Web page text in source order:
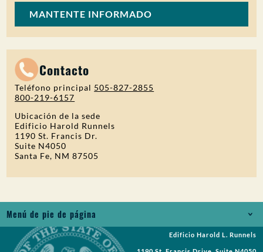
MANTENTE INFORMADO
Contacto
Teléfono principal 505-827-2855
800-219-6157
Ubicación de la sede
Edificio Harold Runnels
1190 St. Francis Dr.
Suite N4050
Santa Fe, NM 87505
Menú de pie de página
Empleos
Edificio Harold L. Runnels